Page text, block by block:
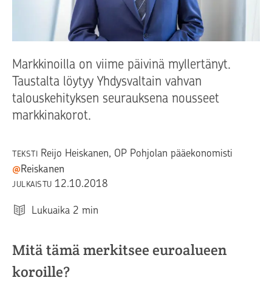
Markkinoilla on viime päivinä myllertänyt.
Taustalta löytyy Yhdysvaltain vahvan
talouskehityksen seurauksena nousseet
markkinakorot.
TEKSTI Reijo Heiskanen, OP Pohjolan pääekonomisti
@Reiskanen
JULKAISTU 12.10.2018
Lukuaika 2 min
Mitä tämä merkitsee euroalueen
koroille?